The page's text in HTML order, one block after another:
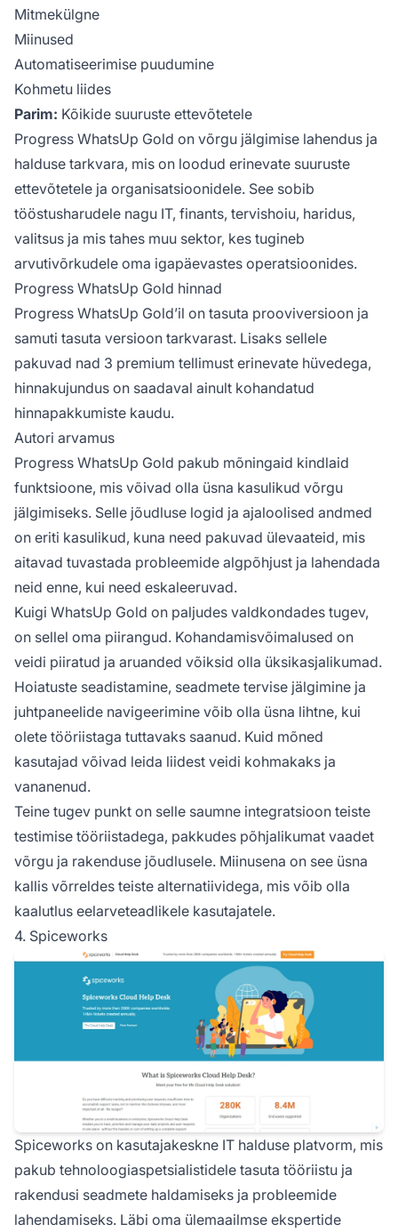
Mitmekülgne
Miinused
Automatiseerimise puudumine
Kohmetu liides
Parim: Kõikide suuruste ettevõtetele
Progress WhatsUp Gold on võrgu jälgimise lahendus ja
halduse tarkvara, mis on loodud erinevate suuruste
ettevõtetele ja organisatsioonidele. See sobib
tööstusharudele nagu IT, finants, tervishoiu, haridus,
valitsus ja mis tahes muu sektor, kes tugineb
arvutivõrkudele oma igapäevastes operatsioonides.
Progress WhatsUp Gold hinnad
Progress WhatsUp Gold’il on tasuta prooviversioon ja
samuti tasuta versioon tarkvarast. Lisaks sellele
pakuvad nad 3 premium tellimust erinevate hüvedega,
hinnakujundus on saadaval ainult kohandatud
hinnapakkumiste kaudu.
Autori arvamus
Progress WhatsUp Gold pakub mõningaid kindlaid
funktsioone, mis võivad olla üsna kasulikud võrgu
jälgimiseks. Selle jõudluse logid ja ajaloolised andmed
on eriti kasulikud, kuna need pakuvad ülevaateid, mis
aitavad tuvastada probleemide algpõhjust ja lahendada
neid enne, kui need eskaleeruvad.
Kuigi WhatsUp Gold on paljudes valdkondades tugev,
on sellel oma piirangud. Kohandamisvõimalused on
veidi piiratud ja aruanded võiksid olla üksikasjalikumad.
Hoiatuste seadistamine, seadmete tervise jälgimine ja
juhtpaneelide navigeerimine võib olla üsna lihtne, kui
olete tööriistaga tuttavaks saanud. Kuid mõned
kasutajad võivad leida liidest veidi kohmakaks ja
vananenud.
Teine tugev punkt on selle saumne integratsioon teiste
testimise tööriistadega, pakkudes põhjalikumat vaadet
võrgu ja rakenduse jõudlusele. Miinusena on see üsna
kallis võrreldes teiste alternatiividega, mis võib olla
kaalutlus eelarveteadlikele kasutajatele.
4. Spiceworks
Spiceworks on kasutajakeskne IT halduse platvorm, mis
pakub tehnoloogiaspetsialistidele tasuta tööriistu ja
rakendusi seadmete haldamiseks ja probleemide
lahendamiseks. Läbi oma ülemaailmse ekspertide